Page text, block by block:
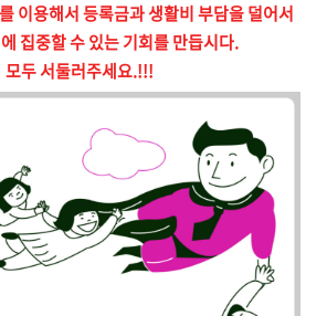
이용해서 등록금과 생활비 부담을 덜어서
집중할 수 있는 기회를 만듭시다.
모두 서둘러주세요.!!!